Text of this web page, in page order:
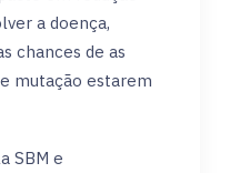
a doença,
chances de as
mutação estarem
SBM e